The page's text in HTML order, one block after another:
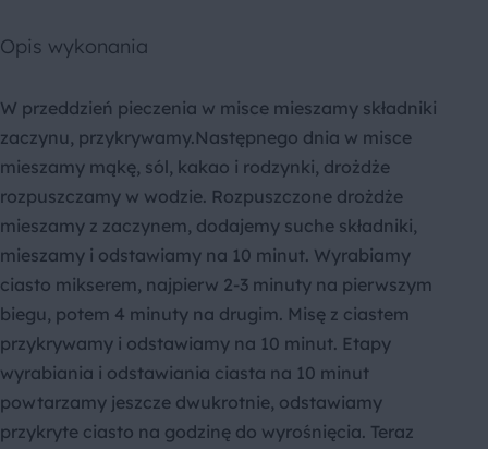
Opis wykonania
W przeddzień pieczenia w misce mieszamy składniki
zaczynu, przykrywamy.Następnego dnia w misce
mieszamy mąkę, sól, kakao i rodzynki, drożdże
rozpuszczamy w wodzie. Rozpuszczone drożdże
mieszamy z zaczynem, dodajemy suche składniki,
mieszamy i odstawiamy na 10 minut. Wyrabiamy
ciasto mikserem, najpierw 2-3 minuty na pierwszym
biegu, potem 4 minuty na drugim. Misę z ciastem
przykrywamy i odstawiamy na 10 minut. Etapy
wyrabiania i odstawiania ciasta na 10 minut
powtarzamy jeszcze dwukrotnie, odstawiamy
przykryte ciasto na godzinę do wyrośnięcia. Teraz